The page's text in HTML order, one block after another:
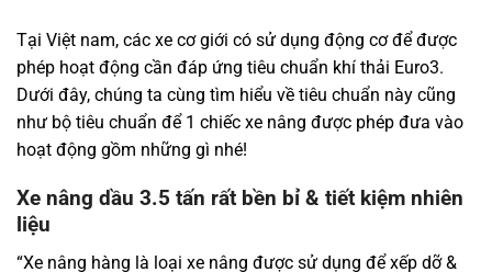
Tại Việt nam, các xe cơ giới có sử dụng động cơ để được
phép hoạt động cần đáp ứng tiêu chuẩn khí thải Euro3.
Dưới đây, chúng ta cùng tìm hiểu về tiêu chuẩn này cũng
như bộ tiêu chuẩn để 1 chiếc xe nâng được phép đưa vào
hoạt động gồm những gì nhé!
Xe nâng dầu 3.5 tấn rất bền bỉ & tiết kiệm nhiên
liệu
“Xe nâng hàng là loại xe nâng được sử dụng để xếp dỡ &